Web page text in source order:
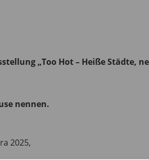
„Too Hot – Heiße Städte,
nennen.
2025,